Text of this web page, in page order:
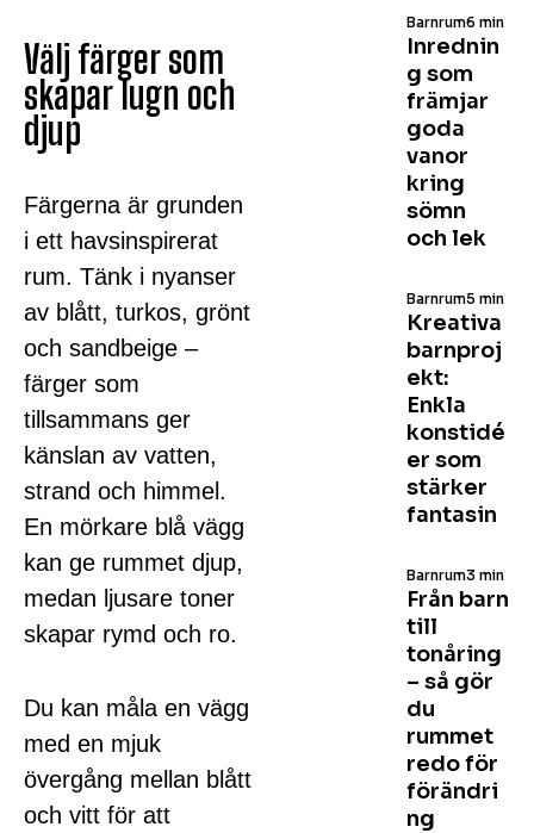
Välj färger som
skapar lugn och
djup
Färgerna är grunden
i ett havsinspirerat
rum. Tänk i nyanser
av blått, turkos, grönt
och sandbeige –
färger som
tillsammans ger
känslan av vatten,
strand och himmel.
En mörkare blå vägg
kan ge rummet djup,
medan ljusare toner
skapar rymd och ro.
Du kan måla en vägg
med en mjuk
övergång mellan blått
och vitt för att
Inrednin
g som
främjar
goda
vanor
kring
sömn
och lek
Barnrum6 min
Kreativa
barnproj
ekt:
Enkla
konstidé
er som
stärker
fantasin
Barnrum5 min
Från barn
till
tonåring
– så gör
du
rummet
redo för
förändri
ng
Barnrum3 min